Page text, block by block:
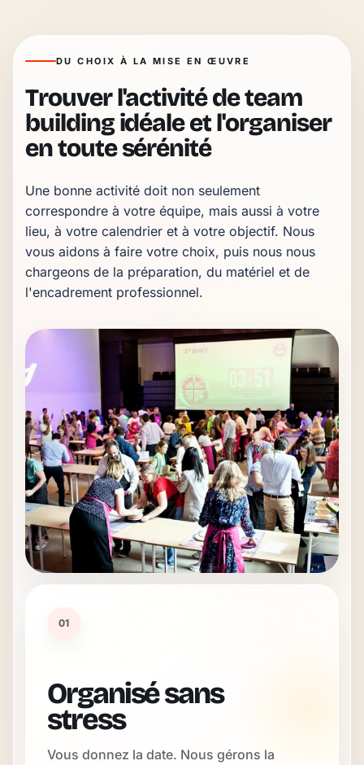
DU CHOIX À LA MISE EN ŒUVRE
Trouver l'activité de team
building idéale et l'organiser
en toute sérénité
Une bonne activité doit non seulement
correspondre à votre équipe, mais aussi à votre
lieu, à votre calendrier et à votre objectif. Nous
vous aidons à faire votre choix, puis nous nous
chargeons de la préparation, du matériel et de
l'encadrement professionnel.
01
Organisé sans
stress
Vous donnez la date. Nous gérons la